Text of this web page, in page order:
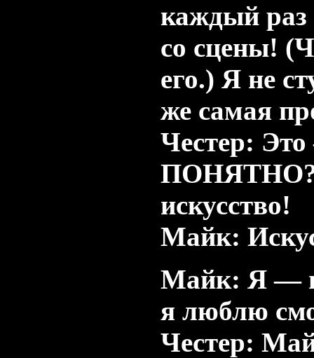
каждый раз
со сцены!
его.) Я не
же самая
Честер:
ПОНЯТНО?!
искусство!
Майк:
Майк: Я —
я люблю
Честер: